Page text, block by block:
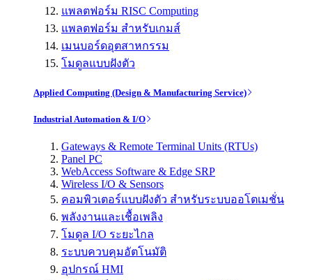
แพลตฟอร์ม RISC Computing
แพลตฟอร์ม สำหรับเกมส์
เมนบอร์ดอุตสาหกรรม
โมดูลแบบฝังตัว
Applied Computing (Design & Manufacturing Service)
Industrial Automation & I/O
Gateways & Remote Terminal Units (RTUs)
Panel PC
WebAccess Software & Edge SRP
Wireless I/O & Sensors
คอมพิวเตอร์แบบฝังตัว สำหรับระบบออโตเมชั่น
พลังงานและเชื้อเพลิง
โมดูล I/O ระยะไกล
ระบบควบคุมอัตโนมัติ
อุปกรณ์ HMI